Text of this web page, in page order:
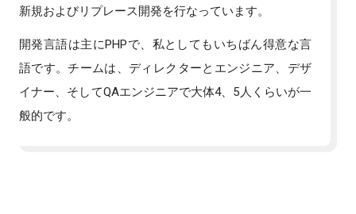
新規およびリプレース開発を行なっています。
開発言語は主にPHPで、私としてもいちばん得意な言
語です。チームは、ディレクターとエンジニア、デザ
イナー、そしてQAエンジニアで大体4、5人くらいが一
般的です。